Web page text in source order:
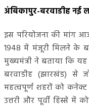
अंबिकापुर-बरवाडीह नई
इस परियोजना की मांग
1948 में मंजूरी मिलने के
मुख्यमंत्री ने बताया कि यह
बरवाडीह (झारखंड) से
महत्वपूर्ण शहरों को
उत्तरी और पूर्वी हिस्से